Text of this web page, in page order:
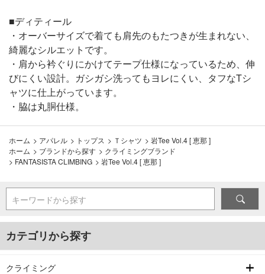
■ディティール
・オーバーサイズで着ても肩先のもたつきが生まれない、
綺麗なシルエットです。
・肩から衿ぐりにかけてテープ仕様になっているため、伸
びにくい設計。ガシガシ洗ってもヨレにくい、タフなTシ
ャツに仕上がっています。
・脇は丸胴仕様。
ホーム > アパレル > トップス > Ｔシャツ > 岩Tee Vol.4 [ 恵那 ]
ホーム > ブランドから探す > クライミングブランド
> FANTASISTA CLIMBING > 岩Tee Vol.4 [ 恵那 ]
キーワードから探す
カテゴリから探す
クライミング